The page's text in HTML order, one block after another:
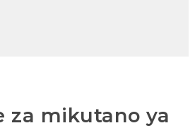
za mikutano ya